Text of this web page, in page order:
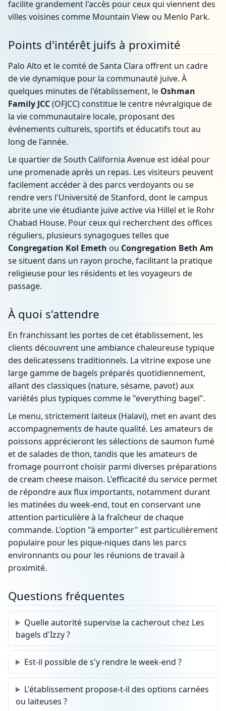
facilite grandement l'accès pour ceux qui viennent des
villes voisines comme Mountain View ou Menlo Park.
Points d'intérêt juifs à proximité
Palo Alto et le comté de Santa Clara offrent un cadre
de vie dynamique pour la communauté juive. À
quelques minutes de l'établissement, le Oshman
Family JCC(OFJCC) constitue le centre névralgique de
la vie communautaire locale, proposant des
événements culturels, sportifs et éducatifs tout au
long de l'année.
Le quartier de South California Avenue est idéal pour
une promenade après un repas. Les visiteurs peuvent
facilement accéder à des parcs verdoyants ou se
rendre vers l'Université de Stanford, dont le campus
abrite une vie étudiante juive active via Hillel et le Rohr
Chabad House. Pour ceux qui recherchent des offices
réguliers, plusieurs synagogues telles que
Congregation Kol Emeth ou Congregation Beth Am
se situent dans un rayon proche, facilitant la pratique
religieuse pour les résidents et les voyageurs de
passage.
À quoi s'attendre
En franchissant les portes de cet établissement, les
clients découvrent une ambiance chaleureuse typique
des delicatessens traditionnels. La vitrine expose une
large gamme de bagels préparés quotidiennement,
allant des classiques (nature, sésame, pavot) aux
variétés plus typiques comme le "everything bagel".
Le menu, strictement laiteux (Halavi), met en avant des
accompagnements de haute qualité. Les amateurs de
poissons apprécieront les sélections de saumon fumé
et de salades de thon, tandis que les amateurs de
fromage pourront choisir parmi diverses préparations
de cream cheese maison. L'efficacité du service permet
de répondre aux flux importants, notamment durant
les matinées du week-end, tout en conservant une
attention particulière à la fraîcheur de chaque
commande. L'option "à emporter" est particulièrement
populaire pour les pique-niques dans les parcs
environnants ou pour les réunions de travail à
proximité.
Questions fréquentes
Quelle autorité supervise la cacherout chez Les
bagels d'Izzy ?
Est-il possible de s'y rendre le week-end ?
L'établissement propose-t-il des options carnées
ou laiteuses ?